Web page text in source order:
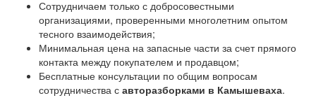
Сотрудничаем только с добросовестными
организациями, проверенными многолетним опытом
тесного взаимодействия;
Минимальная цена на запасные части за счет прямого
контакта между покупателем и продавцом;
Бесплатные консультации по общим вопросам
сотрудничества с авторазборками в Камышеваха.